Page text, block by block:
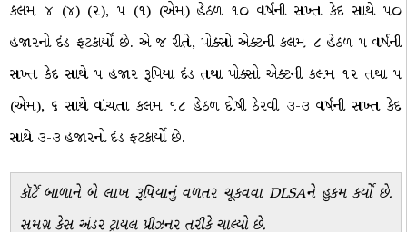
કલમ ૪ (૪) (૨), ૫ (૧) (એમ) હેઠળ ૧૦ વર્ષની સખ્ત કેદ સાથે ૫૦
હજારનો દંડ ફટકાર્યો છે. એ જ રીતે, પોક્સો એક્ટની કલમ ૮ હેઠળ ૫ વર્ષની
સખ્ત કેદ સાથે ૫ હજાર રૂપિયા દંડ તથા પોક્સો એક્ટની કલમ ૧૨ તથા ૫
(એમ), ૬ સાથે વાંચતા કલમ ૧૮ હેઠળ દોષી ઠેરવી ૩-૩ વર્ષની સખ્ત કેદ
સાથે ૩-૩ હજારનો દંડ ફટકાર્યો છે.
કૉર્ટે બાળાને બે લાખ રૂપિયાનું વળતર ચૂકવવા DLSAને હુકમ કર્યો છે.
સમગ્ર કેસ અંડર ટ્રાયલ પ્રીઝનર તરીકે ચાલ્યો છે.